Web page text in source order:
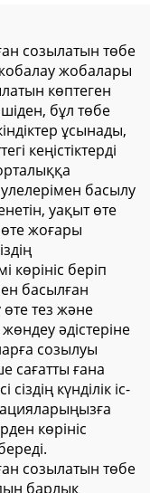
созылатын төбе
жобалау жобалары
көптеген
бұл төбе
ұсынады,
кеңістіктерді
басылу
уақыт өте
өте жоғары
беріп
басылған
тез және
әдістеріне
созылуы
сағатты ғана
күнділік іс-
көрініс
созылатын төбе
барлық